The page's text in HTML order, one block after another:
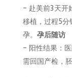
– 赴美前3天开
移植，过程5分
孕。 孕后随访
– 阳性结果：
需回国产检，